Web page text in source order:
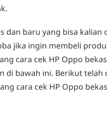
dan baru yang bisa kalian
jika ingin membeli
cara cek HP Oppo
di bawah ini. Berikut telah
cara cek HP Oppo